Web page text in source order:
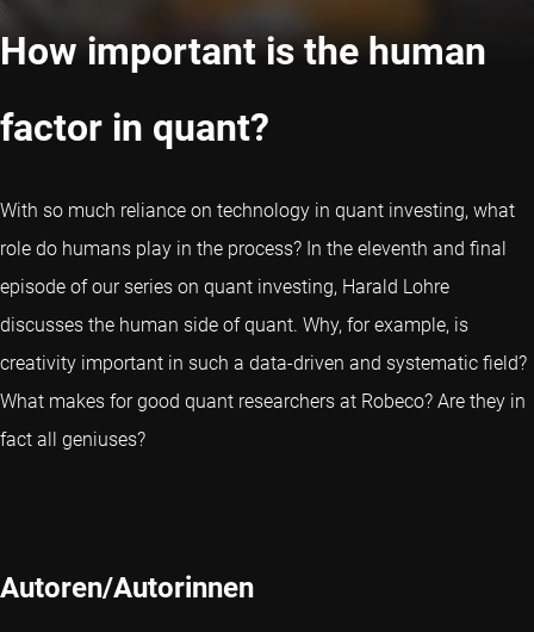
How important is the human
factor in quant?
With so much reliance on technology in quant investing, what
role do humans play in the process? In the eleventh and final
episode of our series on quant investing, Harald Lohre
discusses the human side of quant. Why, for example, is
creativity important in such a data-driven and systematic field?
What makes for good quant researchers at Robeco? Are they in
fact all geniuses?
Autoren/Autorinnen